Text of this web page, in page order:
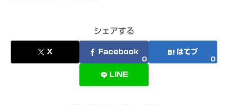
シェアする
X Facebook
0
はてブ
0
LINE